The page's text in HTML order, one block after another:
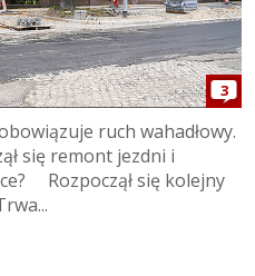
3
ruch wahadłowy.
się remont jezdni i
Rozpoczął się kolejny